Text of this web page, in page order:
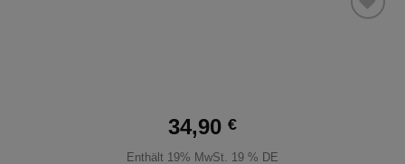
34,90 €
Enthält 19% MwSt. 19 % DE